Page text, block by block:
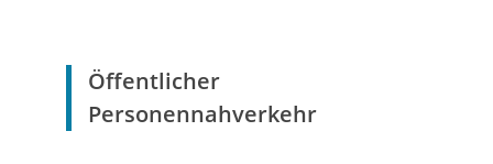
Öffentlicher
Personennahverkehr